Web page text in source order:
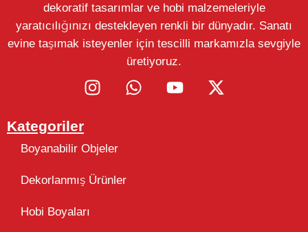
dekoratif tasarımlar ve hobi malzemeleriyle
yaratıcılığınızı destekleyen renkli bir dünyadır. Sanatı
evine taşımak isteyenler için tescilli markamızla sevgiyle
üretiyoruz.
Kategoriler
Boyanabilir Objeler
Dekorlanmış Ürünler
Hobi Boyaları